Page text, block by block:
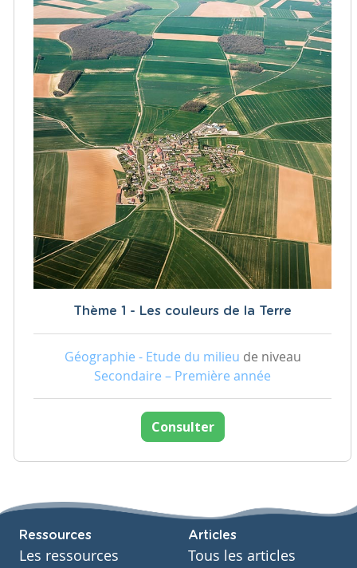
Thème 1 - Les couleurs de la Terre
Géographie - Etude du milieu de niveau
Secondaire – Première année
Consulter
Ressources
Les ressources
Articles
Tous les articles